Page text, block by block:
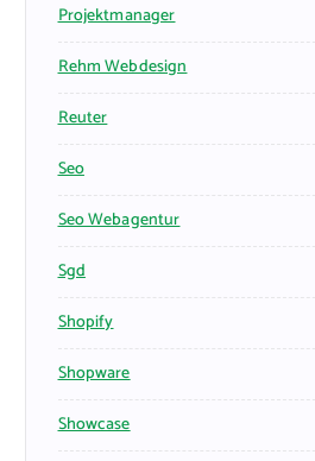
Projektmanager
Rehm Webdesign
Reuter
Seo
Seo Webagentur
Sgd
Shopify
Shopware
Showcase